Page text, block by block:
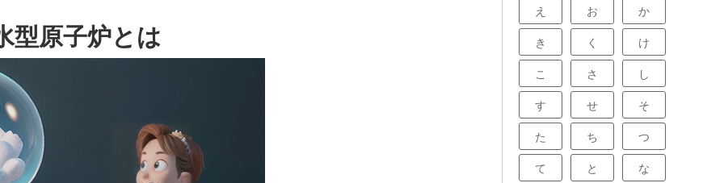
型原子炉とは
え お か
き く け
こ さ し
す せ そ
た ち つ
て と な